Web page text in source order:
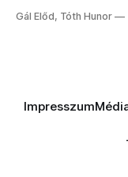
a fogaddal, a
Gál Előd, Tóth Hunor
Impresszum